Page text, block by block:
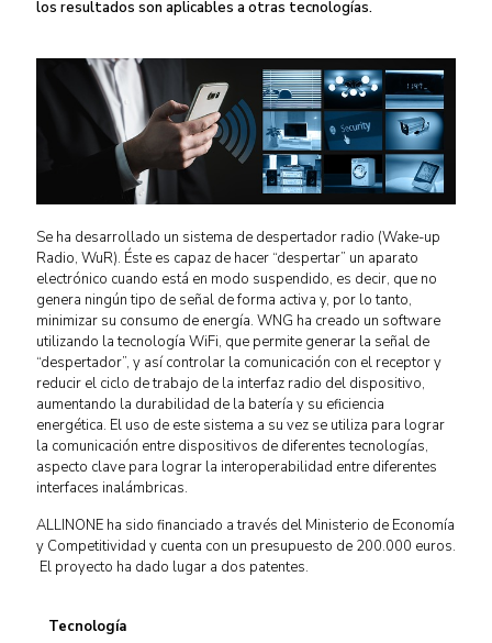
los resultados son aplicables a otras tecnologías.
Se ha desarrollado un sistema de despertador radio (Wake-up
Radio, WuR). Éste es capaz de hacer “despertar” un aparato
electrónico cuando está en modo suspendido, es decir, que no
genera ningún tipo de señal de forma activa y, por lo tanto,
minimizar su consumo de energía. WNG ha creado un software
utilizando la tecnología WiFi, que permite generar la señal de
“despertador”, y así controlar la comunicación con el receptor y
reducir el ciclo de trabajo de la interfaz radio del dispositivo,
aumentando la durabilidad de la batería y su eficiencia
energética. El uso de este sistema a su vez se utiliza para lograr
la comunicación entre dispositivos de diferentes tecnologías,
aspecto clave para lograr la interoperabilidad entre diferentes
interfaces inalámbricas.
ALLINONE ha sido financiado a través del Ministerio de Economía
y Competitividad y cuenta con un presupuesto de 200.000 euros.
El proyecto ha dado lugar a dos patentes.
Tecnología